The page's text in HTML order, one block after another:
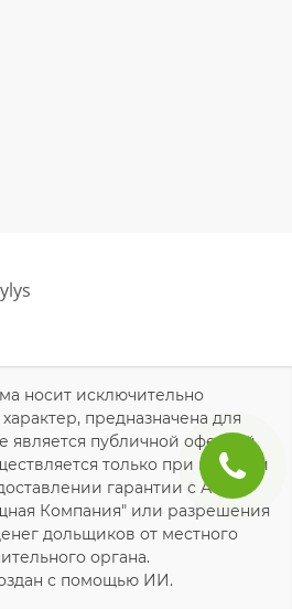
носит исключительно
предназначена для
является публичной офертой.
только при наличии
гарантии с АО
Компания" или разрешения
дольщиков от местного
органа.
с помощью ИИ.